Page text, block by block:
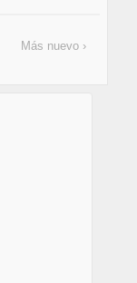
Más nuevo ›